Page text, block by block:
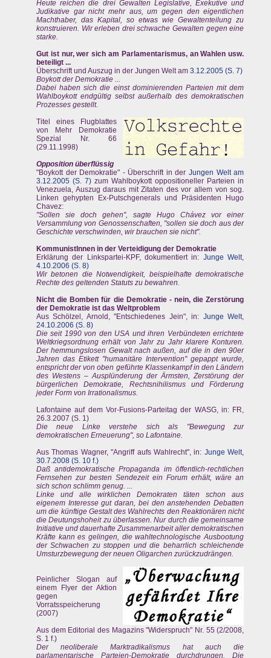
Heute reichen die drei Gewalten Legislative, Exekutive und
Judikative gar nicht mehr aus, um gegen den eigentlichen
Machthaber, das Kapital, so etwas wie Gewaltenteilung zu
konstruieren. Wir erleben drei schwache Gewalten gegen eine
starke.
Gut ist nur, wer sich am Parlamentarismus, an Wahlen usw.
beteiligt ...
Überschrift und Auszug in der Jungen Welt am 3.12.2005 (S. 7)
Boykott der Demokratie ...
Dabei haben sich die einst dominierenden Parteien mit dem
Wahlboykott endgültig selbst außerhalb des demokratischen
Prozesses gestellt.
Titel eines Flugblattes
von Mehr Demokratie
Spezial Nr. 66
(29.11.1998)
Opposition überflüssig
"Boykott der Demokratie" - Überschrift in derJungen Welt am
3.12.2005 (S. 7) zum Wahlboykott oppositioneller Parteien in
Venezuela, Auszug daraus mit Zitaten des vor allem von sog.
Linken gehypten Ex-Putschgenerals und Präsidenten Hugo
Chavez:
"Sollen sie doch gehen", sagte Hugo Chávez vor einer
Versammlung von Genossenschaften, "sollen sie doch aus der
Geschichte verschwinden, wir brauchen sie nicht".
KommunistInnen in der Verteidigung der Demokratie
Erklärung der Linkspartei-KPF, dokumentiert in: Junge Welt,
4.10.2006 (S. 8)
Wir betonen die Notwendigkeit, beispielhafte demokratische
Rechte des geltenden Statuts zu bewahren.
Nicht die Bomben für die Demokratie - nein, die Zerstörung
der Demokratie ist das Weltproblem
Aus Schölzel, Arnold, "Entschiedenes Jein", in: Junge Welt,
24.10.2006 (S. 8)
Die seit 1990 von den USA und ihren Verbündeten errichtete
Weltkriegsordnung erhält von Jahr zu Jahr klarere Konturen.
Der hemmungslosen Gewalt nach außen, auf die in den 90er
Jahren das Etikett "humanitäre Intervention" gepappt wurde,
entspricht der von oben geführte Klassenkampf in den Ländern
des Westens – Ausplünderung der Ärmsten, Zerstörung der
bürgerlichen Demokratie, Rechtsnihilismus und Förderung
jeder Form von Irrationalismus.
Lafontaine auf dem Vor-Fusions-Parteitag der WASG, in: FR,
26.3.2007 (S. 1)
Die neue Linke verstehe sich als "Bewegung zur
demokratischen Erneuerung", so Lafontaine.
Aus Thomas Wagner, "Angriff aufs Wahlrecht", in: Junge Welt,
30.7.2008 (S. 10 f.)
Daß antidemokratische Propaganda im öffentlich-rechtlichen
Fernsehen zur besten Sendezeit ein Forum erhält, wäre an
sich schon schlimm genug. ...
Linke und alle wirklichen Demokraten täten schon aus
eigenem Interesse gut daran, bei den anstehenden Debatten
um die künftige Gestalt des Wahlrechts den Reaktionären nicht
die Deutungshoheit zu überlassen. Nur durch die gemeinsame
Initiative und dauerhafte Zusammenarbeit aller demokratischen
Kräfte kann es gelingen, die wahltechnologische Ausbootung
der Schwachen zu stoppen und die beharrlich schleichende
Umsturzbewegung der neuen Oligarchen zurückzudrängen.
Peinlicher Slogan auf
einem Flyer der Aktion
gegen
Vorratsspeicherung
(2007)
Aus dem Editorial des Magazins "Widerspruch" Nr. 55 (2/2008,
S. 1 f.)
Der neoliberale Marktradikalismus hat auch die
parlamentarische Parteien-Demokratie durchdrungen. Die